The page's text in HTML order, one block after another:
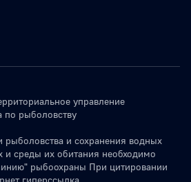
управление
по рыболовству
рыболовства и сохранения водных
и среды их обитания необходимо
рыбоохраны При цитировании
гиперссылка